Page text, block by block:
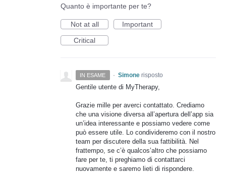
Quanto è importante per te?
Not at all
Important
Critical
IN ESAME · Simone risposto
Gentile utente di MyTherapy,
Grazie mille per averci contattato. Crediamo
che una visione diversa all’apertura dell’app sia
un’idea interessante e possiamo vedere come
può essere utile. Lo condivideremo con il nostro
team per discutere della sua fattibilità. Nel
frattempo, se c’è qualcos’altro che possiamo
fare per te, ti preghiamo di contattarci
nuovamente e saremo lieti di rispondere.